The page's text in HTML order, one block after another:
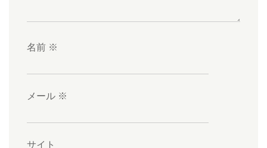
名前 ※
メール ※
サイト